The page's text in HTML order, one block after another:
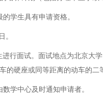
学生具有申请资格。
日。
行面试。面试地点为北京大
的硬座或同等距离的动车的二
学中心及时通知申请者。